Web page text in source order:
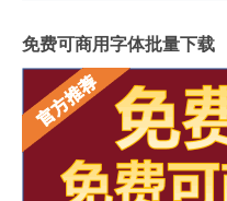
免费可商用字体批量下载